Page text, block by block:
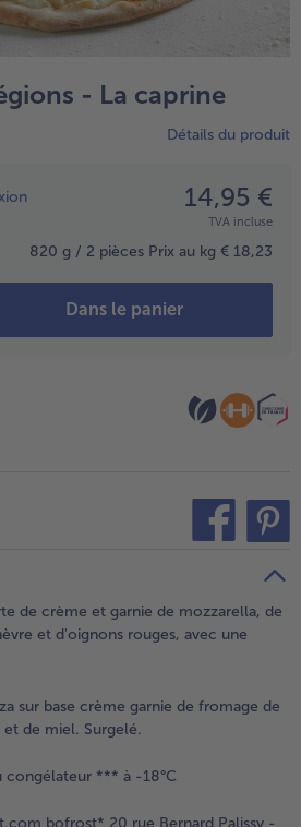
& Pâtisserie
& Pâtisserie
Apéritifs & Snacks
surgelés
non surgelés
- La caprine
Détails du produit
14,95 €
TVA incluse
820 g / 2 pièces Prix au kg € 18,23
Dans le panier
de crème et garnie de mozzarella, de
et d'oignons rouges, avec une
sur base crème garnie de fromage de
et de miel. Surgelé.
congélateur *** à -18°C
bofrost* 20 rue Bernard Palissy -